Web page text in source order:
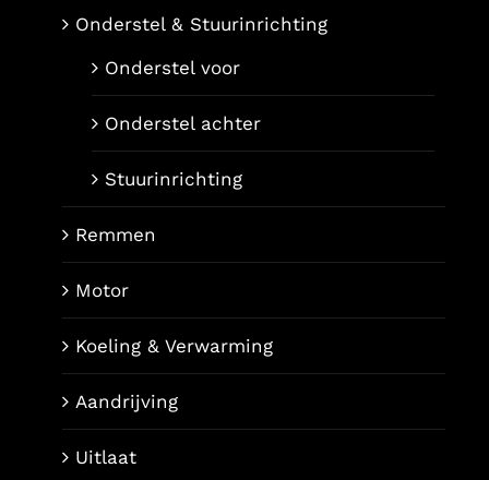
Onderstel & Stuurinrichting
Onderstel voor
Onderstel achter
Stuurinrichting
Remmen
Motor
Koeling & Verwarming
Aandrijving
Uitlaat